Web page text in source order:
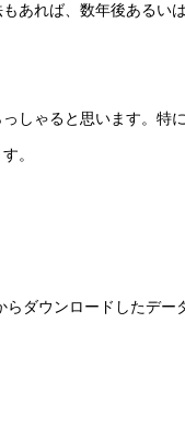
あれば、数年後あるい
しゃると思います。特
。
らダウンロードしたデー